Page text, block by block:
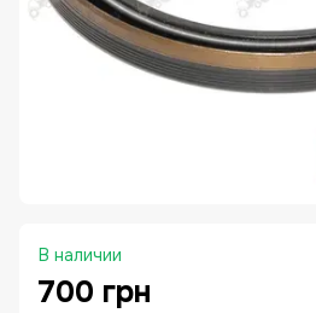
В наличии
700 грн